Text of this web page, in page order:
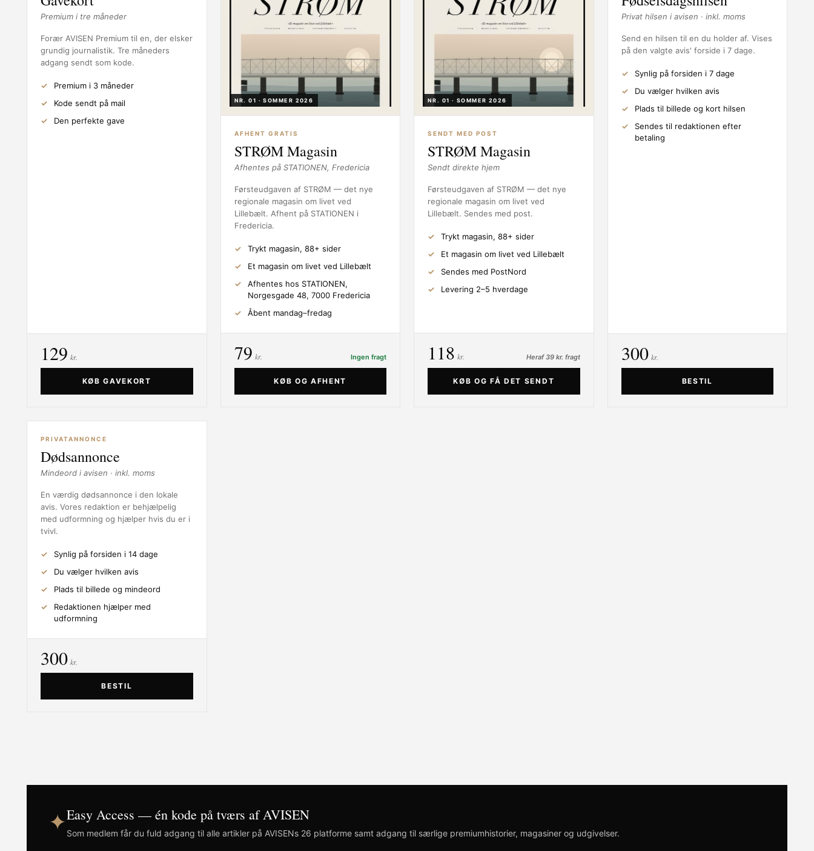
Premium i tre måneder
Forær AVISEN Premium til en, der elsker
grundig journalistik. Tre måneders
adgang sendt som kode.
Premium i 3 måneder
Kode sendt på mail
Den perfekte gave
129 kr.
KØB GAVEKORT
NR. 01 · SOMMER 2026
AFHENT GRATIS
STRØM Magasin
Afhentes på STATIONEN, Fredericia
Førsteudgaven af STRØM — det nye
regionale magasin om livet ved
Lillebælt. Afhent på STATIONEN i
Fredericia.
Trykt magasin, 88+ sider
Et magasin om livet ved Lillebælt
Afhentes hos STATIONEN,
Norgesgade 48, 7000 Fredericia
Åbent mandag–fredag
79 kr. Ingen fragt
KØB OG AFHENT
NR. 01 · SOMMER 2026
SENDT MED POST
STRØM Magasin
Sendt direkte hjem
Førsteudgaven af STRØM — det nye
regionale magasin om livet ved
Lillebælt. Sendes med post.
Trykt magasin, 88+ sider
Et magasin om livet ved Lillebælt
Sendes med PostNord
Levering 2–5 hverdage
118 kr. Heraf 39 kr. fragt
KØB OG FÅ DET SENDT
Privat hilsen i avisen · inkl. moms
Send en hilsen til en du holder af. Vises
på den valgte avis' forside i 7 dage.
Synlig på forsiden i 7 dage
Du vælger hvilken avis
Plads til billede og kort hilsen
Sendes til redaktionen efter
betaling
300 kr.
BESTIL
PRIVATANNONCE
Dødsannonce
Mindeord i avisen · inkl. moms
En værdig dødsannonce i den lokale
avis. Vores redaktion er behjælpelig
med udformning og hjælper hvis du er i
tvivl.
Synlig på forsiden i 14 dage
Du vælger hvilken avis
Plads til billede og mindeord
Redaktionen hjælper med
udformning
300 kr.
BESTIL
✦Easy Access — én kode på tværs af AVISEN
Som medlem får du fuld adgang til alle artikler på AVISENs 26 platforme samt adgang til særlige premiumhistorier, magasiner og udgivelser.